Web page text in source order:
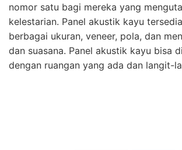
nomor satu bagi mereka yang
kelestarian. Panel akustik kayu
berbagai ukuran, veneer, pola, dan
dan suasana. Panel akustik kayu bisa
dengan ruangan yang ada dan langit-